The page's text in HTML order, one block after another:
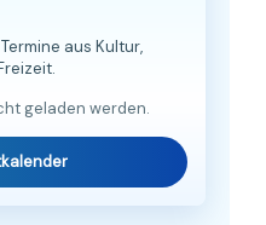
aus Kultur,
geladen werden.